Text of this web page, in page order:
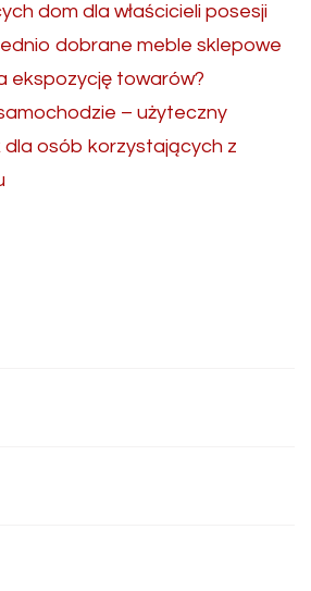
dom dla właścicieli posesji
dobrane meble sklepowe
ekspozycję towarów?
– użyteczny
dla osób korzystających z